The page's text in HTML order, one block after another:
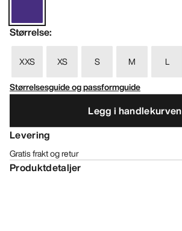
Størrelse:
XXS XS S M L
Størrelsesguide og passformguide
Legg i handlekurven
Levering
Gratis frakt og retur
Produktdetaljer